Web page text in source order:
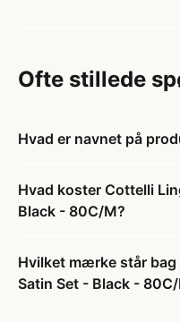
Ofte stillede
Hvad er navnet på
Hvad koster Cottelli
Black - 80C/M?
Hvilket mærke står
Satin Set - Black -